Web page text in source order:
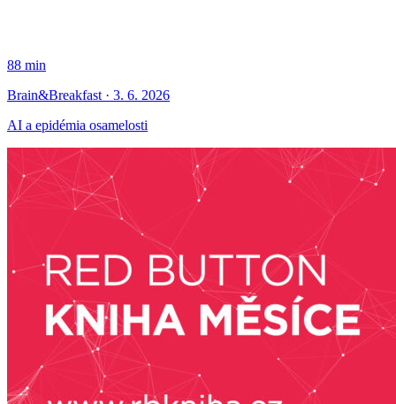
88 min
Brain&Breakfast · 3. 6. 2026
AI a epidémia osamelosti